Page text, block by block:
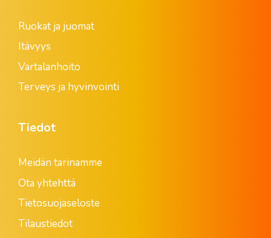
Ruokat ja juomat
Itävyys
Vartalanhoito
Terveys ja hyvinvointi
Tiedot
Meidän tarinamme
Ota yhtehttä
Tietosuojaseloste
Tilaustiedot